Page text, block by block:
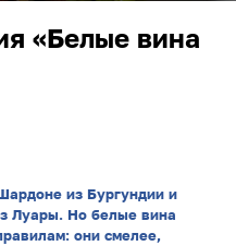
«Белые вина
из Бургундии и
Луары. Но белые вина
они смелее,